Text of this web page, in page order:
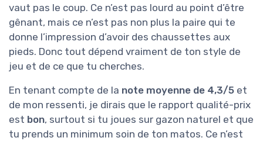
vaut pas le coup. Ce n’est pas lourd au point d’être
gênant, mais ce n’est pas non plus la paire qui te
donne l’impression d’avoir des chaussettes aux
pieds. Donc tout dépend vraiment de ton style de
jeu et de ce que tu cherches.
En tenant compte de la note moyenne de 4,3/5 et
de mon ressenti, je dirais que le rapport qualité-prix
est bon, surtout si tu joues sur gazon naturel et que
tu prends un minimum soin de ton matos. Ce n’est